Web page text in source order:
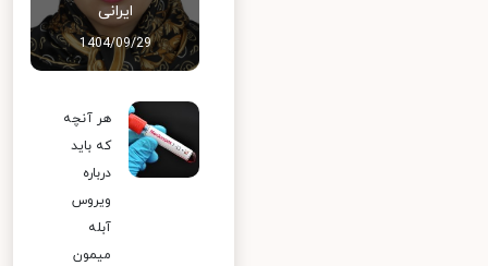
ایرانی
1404/09/29
هر آنچه
که باید
درباره
ویروس
آبله
میمون